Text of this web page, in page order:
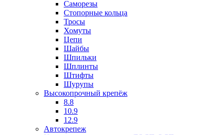
Саморезы
Стопорные кольца
Тросы
Хомуты
Цепи
Шайбы
Шпильки
Шплинты
Штифты
Шурупы
Высокопрочный крепёж
8.8
10.9
12.9
Автокрепеж